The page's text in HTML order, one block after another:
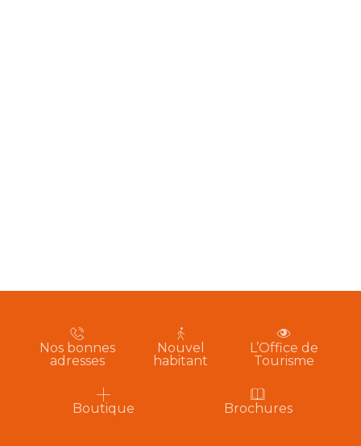
Nos bonnes
adresses
Nouvel
habitant
L’Office de
Tourisme
Boutique Brochures